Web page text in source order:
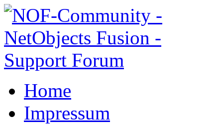
Home
Impressum